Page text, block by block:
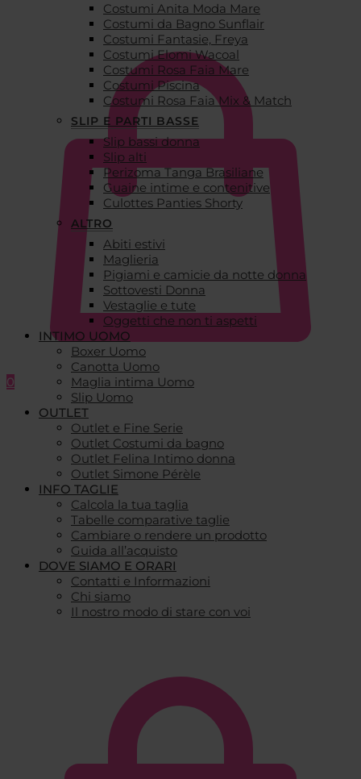
0
Costumi Anita Moda Mare
Costumi da Bagno Sunflair
Costumi Fantasie, Freya
Costumi Elomi Wacoal
Costumi Rosa Faia Mare
Costumi Piscina
Costumi Rosa Faia Mix & Match
SLIP E PARTI BASSE
Slip bassi donna
Slip alti
Perizoma Tanga Brasiliane
Guaine intime e contenitive
Culottes Panties Shorty
ALTRO
Abiti estivi
Maglieria
Pigiami e camicie da notte donna
Sottovesti Donna
Vestaglie e tute
Oggetti che non ti aspetti
INTIMO UOMO
Boxer Uomo
Canotta Uomo
Maglia intima Uomo
Slip Uomo
OUTLET
Outlet e Fine Serie
Outlet Costumi da bagno
Outlet Felina Intimo donna
Outlet Simone Pérèle
INFO TAGLIE
Calcola la tua taglia
Tabelle comparative taglie
Cambiare o rendere un prodotto
Guida all’acquisto
DOVE SIAMO E ORARI
Contatti e Informazioni
Chi siamo
Il nostro modo di stare con voi